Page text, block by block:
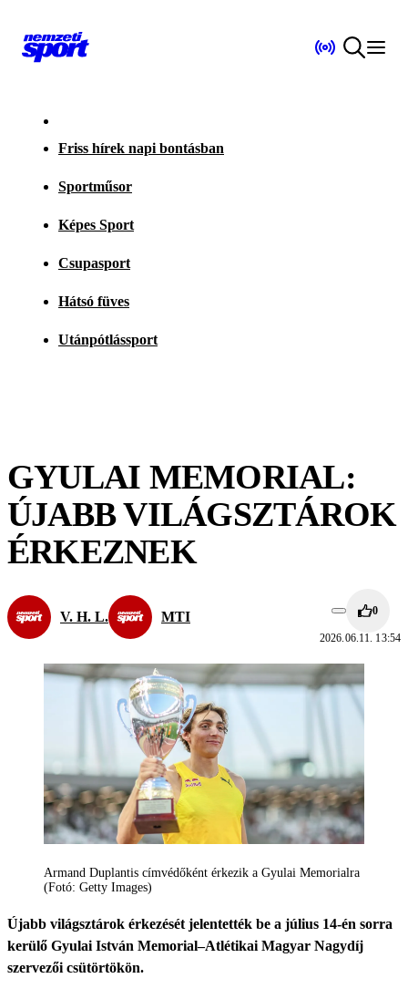
Friss hírek napi bontásban
Sportműsor
Képes Sport
Csupasport
Hátsó füves
Utánpótlássport
GYULAI MEMORIAL:
ÚJABB VILÁGSZTÁROK
ÉRKEZNEK
V. H. L. MTI 0
2026.06.11. 13:54
Armand Duplantis címvédőként érkezik a Gyulai Memorialra
(Fotó: Getty Images)
Újabb világsztárok érkezését jelentették be a július 14-én sorra
kerülő Gyulai István Memorial–Atlétikai Magyar Nagydíj
szervezői csütörtökön.